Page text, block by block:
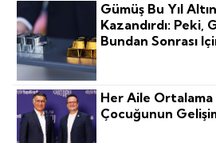
Gümüş Bu Yıl
Kazandırdı: Peki,
Bundan Sonrası
Her Aile Ortalama
Çocuğunun